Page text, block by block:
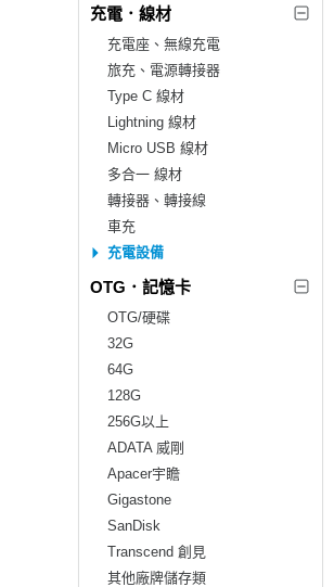
充電．線材
充電座、無線充電
旅充、電源轉接器
Type C 線材
Lightning 線材
Micro USB 線材
多合一 線材
轉接器、轉接線
車充
充電設備
OTG．記憶卡
OTG/硬碟
32G
64G
128G
256G以上
ADATA 威剛
Apacer宇瞻
Gigastone
SanDisk
Transcend 創見
其他廠牌儲存類